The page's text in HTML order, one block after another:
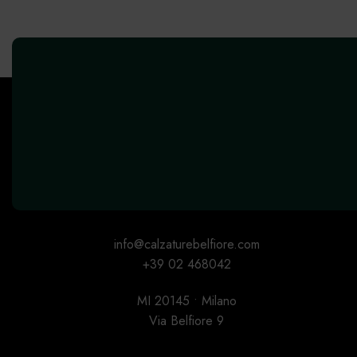
info@calzaturebelfiore.com
+39 02 468042
MI 20145 • Milano
Via Belfiore 9